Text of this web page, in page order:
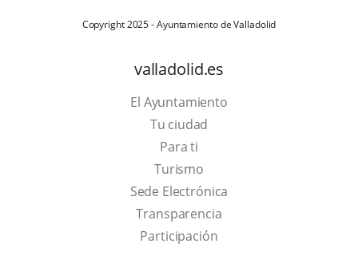
Copyright 2025 - Ayuntamiento de Valladolid
valladolid.es
El Ayuntamiento
Tu ciudad
Para ti
TurismoThis
link
will
open
Sede Electrónica
Transparencia
Participación